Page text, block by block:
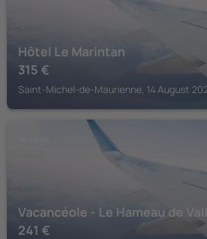
Hôtel Le Marintan
315 €
Saint-Michel-de-Maurienne, 14 August
Vacancéole - Le Hameau de
241 €